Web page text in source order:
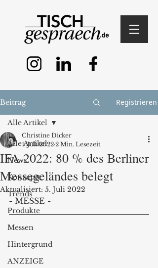
Beitrag Registrieren
Alle Artikel
News
Konzepte
Trends
Produkte
Messen
Hintergrund
ANZEIGE
Alle Artikel
IFA 2022: 80 % des Berliner
Messegeländes belegt
Christine Dicker
1. Juli 2022 2 Min. Lesezeit
Aktualisiert: 5. Juli 2022
- MESSE -